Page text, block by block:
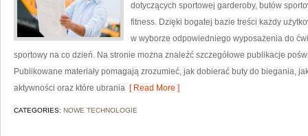
dotyczących sportowej garderoby, butów
fitness. Dzięki bogatej bazie treści każdy
w wyborze odpowiedniego wyposażenia do
sportowy na co dzień. Na stronie można znaleźć szczegółowe publikacje
Publikowane materiały pomagają zrozumieć, jak dobierać buty do biegania,
aktywności oraz które ubrania [ Read More ]
CATEGORIES: NOWE TECHNOLOGIE